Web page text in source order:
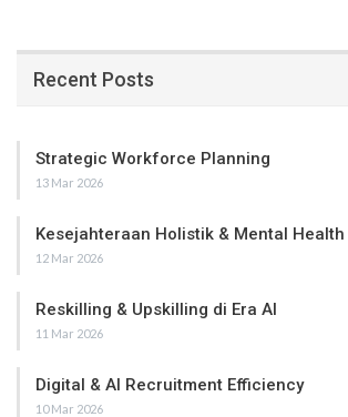
Recent Posts
Strategic Workforce Planning
13 Mar 2026
Kesejahteraan Holistik & Mental Health
12 Mar 2026
Reskilling & Upskilling di Era AI
11 Mar 2026
Digital & AI Recruitment Efficiency
10 Mar 2026